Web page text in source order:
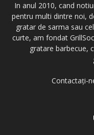
In anul 2010, cand
pentru multi dintre noi,
gratar de sarma sau
curte, am fondat
gratare barbecue,
Contactați-